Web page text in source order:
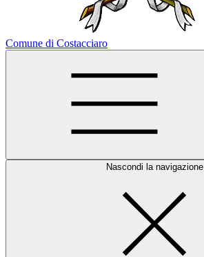
Comune di Costacciaro
Nascondi la navigazione